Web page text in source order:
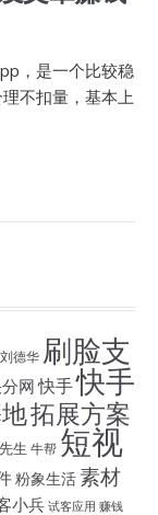
，是一个比较稳
不扣量，基本上
刘德华 刷脸支
网 快手快手
拓展方案
生 牛帮 短视
粉象生活素材
小兵 试客应用 赚钱